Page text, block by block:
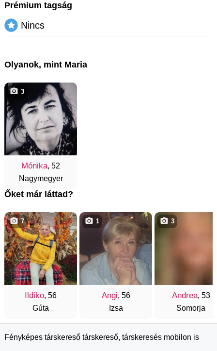
Prémium tagság
Nincs
Olyanok, mint Maria
Mónika, 52
Nagymegyer
3
Őket már láttad?
Ildiko, 56
Gúta
7
Angi, 56
Izsa
1
Andrea, 53
Somorja
3
Fényképes társkereső társkereső, társkeresés mobilon is